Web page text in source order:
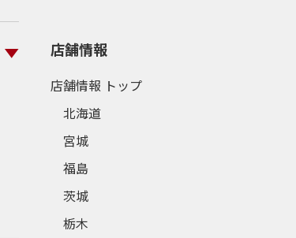
店舗情報
店舗情報 トップ
北海道
宮城
福島
茨城
栃木